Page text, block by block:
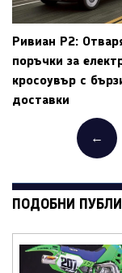
Ривиан Р2:
поръчки за
кросоувър с
доставки
←
ПОДОБНИ